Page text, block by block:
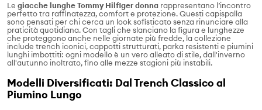
Le giacche lunghe Tommy Hilfiger donna rappresentano l’incontro
perfetto tra raffinatezza, comfort e protezione. Questi capispalla
sono pensati per chi cerca un look sofisticato senza rinunciare alla
praticità quotidiana. Con tagli che slanciano la figura e lunghezze
che proteggono anche nelle giornate più fredde, la collezione
include trench iconici, cappotti strutturati, parka resistenti e piumini
lunghi imbottiti: ogni modello è un vero alleato di stile, dall'inverno
all'autunno inoltrato, fino alle mezze stagioni più instabili.
Modelli Diversificati: Dal Trench Classico al
Piumino Lungo